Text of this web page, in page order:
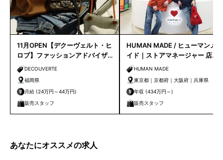
11月OPEN【デクーヴェルト・ヒ
ロブ】ファッションアドバイザ
ー｜天神店
DECOUVERTE
福岡県
月給 (24万円～44万円)
販売スタッフ
HUMAN MADE / ヒューマンメ
イド｜ストアマネージャー 店長
候補HUMAN MADE
東京都｜京都府｜大阪府｜兵庫県
年収 (434万円～)
販売スタッフ
あなたにオススメの求人